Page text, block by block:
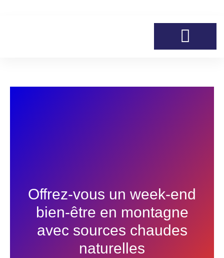
Offrez-vous un week-end
bien-être en montagne
avec sources chaudes
naturelles